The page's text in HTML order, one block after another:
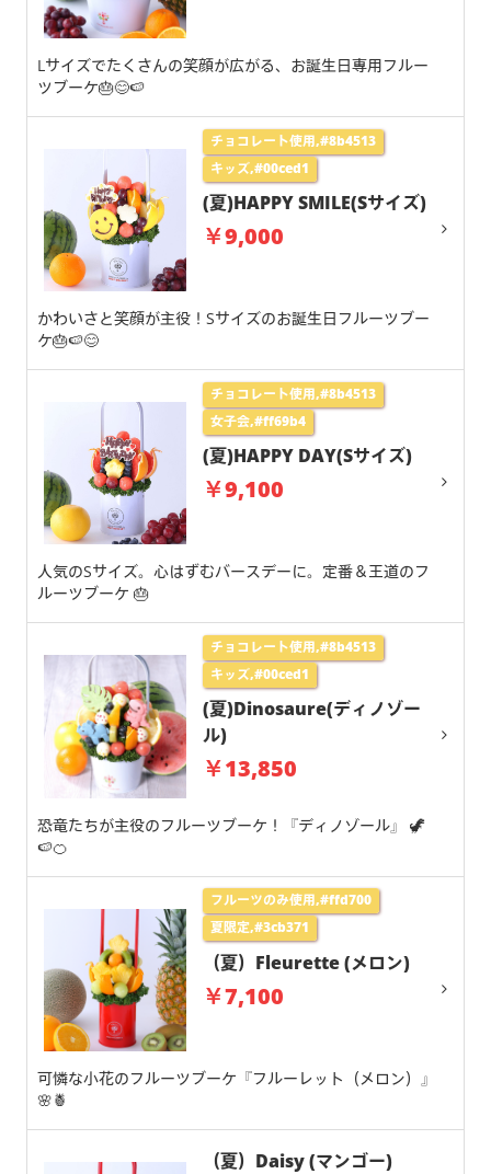
Lサイズでたくさんの笑顔が広がる、お誕生日専用フルー
ツブーケ🎂😊🍉
チョコレート使用,#8b4513
キッズ,#00ced1
(夏)HAPPY SMILE(Sサイズ)
￥9,000
かわいさと笑顔が主役！Sサイズのお誕生日フルーツブー
ケ🎂🍉😊
チョコレート使用,#8b4513
女子会,#ff69b4
(夏)HAPPY DAY(Sサイズ)
￥9,100
人気のSサイズ。心はずむバースデーに。定番＆王道のフ
ルーツブーケ 🎂
チョコレート使用,#8b4513
キッズ,#00ced1
(夏)Dinosaure(ディノゾー
ル)
￥13,850
恐竜たちが主役のフルーツブーケ！『ディノゾール』 🦖
🍉🍊
フルーツのみ使用,#ffd700
夏限定,#3cb371
（夏）Fleurette (メロン)
￥7,100
可憐な小花のフルーツブーケ『フルーレット（メロン）』
🌸🍍
（夏）Daisy (マンゴー)